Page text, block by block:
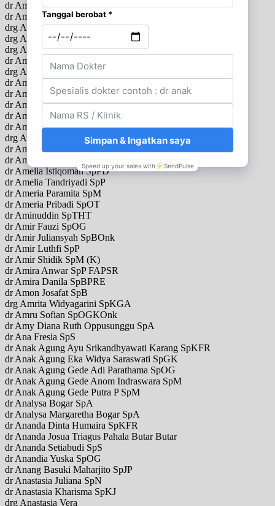
dr Am Astrid Budiman SpPD
dr Amalia Budhi Hapsari SpM
drg Amalia Idaman Sehan Putri
drg Amalia Lystiana Dewi SpBM
drg Amalia N Sjamsuddin SpKG
dr Amalia Yuliasari SpTHT
drg Amanda
dr Amanda Aldilla SpBS
dr Amanda At Siagian SpTHT
dr Amanda Pitarini Utari SpPD
dr Amaranto Santoso Ongko SpPD
dr Ambaradewi SpA M.Biomed
drg Ambarini
dr Amelia SpM
dr Amelia Fitria Dewi SpPD
dr Amelia Istiqomah SpPD
dr Amelia Tandriyadi SpP
dr Ameria Paramita SpM
dr Ameria Pribadi SpOT
dr Aminuddin SpTHT
dr Amir Fauzi SpOG
dr Amir Juliansyah SpBOnk
dr Amir Luthfi SpP
dr Amir Shidik SpM (K)
dr Amira Anwar SpP FAPSR
dr Amira Danila SpBPRE
dr Amon Josafat SpB
drg Amrita Widyagarini SpKGA
dr Amru Sofian SpOGKOnk
dr Amy Diana Ruth Oppusunggu SpA
dr Ana Fresia SpS
dr Anak Agung Ayu Srikandhyawati Karang SpKFR
dr Anak Agung Eka Widya Saraswati SpGK
dr Anak Agung Gede Adi Parathama SpOG
dr Anak Agung Gede Anom Indraswara SpM
dr Anak Agung Gede Putra P SpM
dr Analysa Bogar SpA
dr Analysa Margaretha Bogar SpA
dr Ananda Dinta Humaira SpKFR
dr Ananda Josua Triagus Pahala Butar Butar
dr Ananda Setiabudi SpS
dr Anandia Yuska SpOG
dr Anang Basuki Maharjito SpJP
dr Anastasia Juliana SpN
dr Anastasia Kharisma SpKJ
drg Anastasia Vera